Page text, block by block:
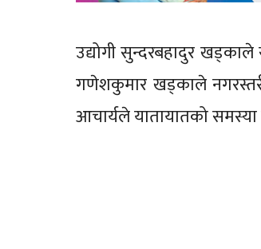
उद्योगी सुन्दरबहादुर खड्काले
गणेशकुमार खड्काले
आचार्यले यातायातको